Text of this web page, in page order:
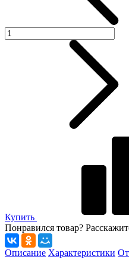
Купить
Понравился товар?
Описание Характеристики